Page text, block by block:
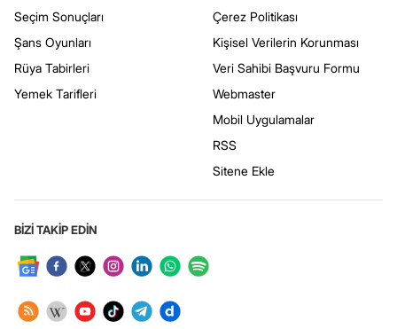
Seçim Sonuçları
Şans Oyunları
Rüya Tabirleri
Yemek Tarifleri
Çerez Politikası
Kişisel Verilerin Korunması
Veri Sahibi Başvuru Formu
Webmaster
Mobil Uygulamalar
RSS
Sitene Ekle
BİZİ TAKİP EDİN